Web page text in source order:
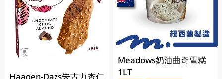
Haagen-Dazs朱古力杏仁
Meadows奶油曲奇雪糕
1LT